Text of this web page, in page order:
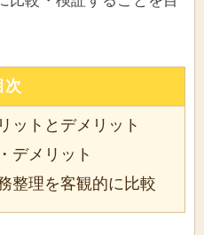
次
ットとデメリット
デメリット
整理を客観的に比較